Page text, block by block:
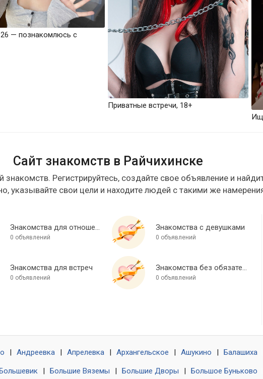
26 — познакомлюсь с
Приватные встречи, 18+
Сайт знакомств в Райчихинске
Регистрируйтесь, создайте свое объявление и
указывайте свои цели и находите людей с такими же
Знакомства для отношений
0 объявлений
Знакомства с девушками
0 объявлений
Знакомства для встреч
0 объявлений
Знакомства без обязательств
0 объявлений
Андреевка Апрелевка Архангельское Ашукино Балашиха
Большевик Большие Вяземы Большие Дворы Большое Буньково